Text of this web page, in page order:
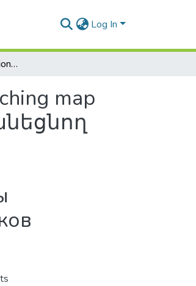
Log In
Statistical and computational complexity of the feature matching map detection problem / Հատկանիշներ համապատասխանեցնող արտապատկերումների հայտնաբերման խնդրի վիճակագրական և հաշվողական բարդությունը / Статистическая и вычислительная сложность проблемы определения отображений для сопоставления признаков
map